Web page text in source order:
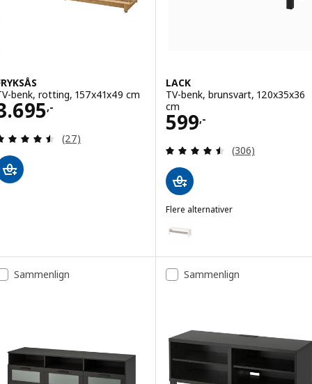
benk, rotting, 157x41x49 cm
,-
3695,-
Gjennomgang: 4.5 av 5 stjerner. Samlede
(27)
LACK
TV-benk, brunsvart, 120x35x36
cm
599,-
Pris 599,-
Gjennomgang:
(306)
Flere alternativer
Sammenlign Sammenlign